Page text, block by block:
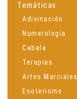
Temáticas
Adivinación
Numerología
Cabala
Terapias
Artes Marciales
Esoterismo